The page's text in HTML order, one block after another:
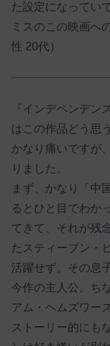
た設定になってい
ミスのこの映画へ
性 20代）
『インデペンデン
はこの作品どう思
かなり痛いですが
りました。
まず、かなり「中
るとひと目でわか
てきて、それが残
たスティーブン・
活躍せず。その息
今作の主人公。ち
アム・ヘムズワー
ストーリー的にも